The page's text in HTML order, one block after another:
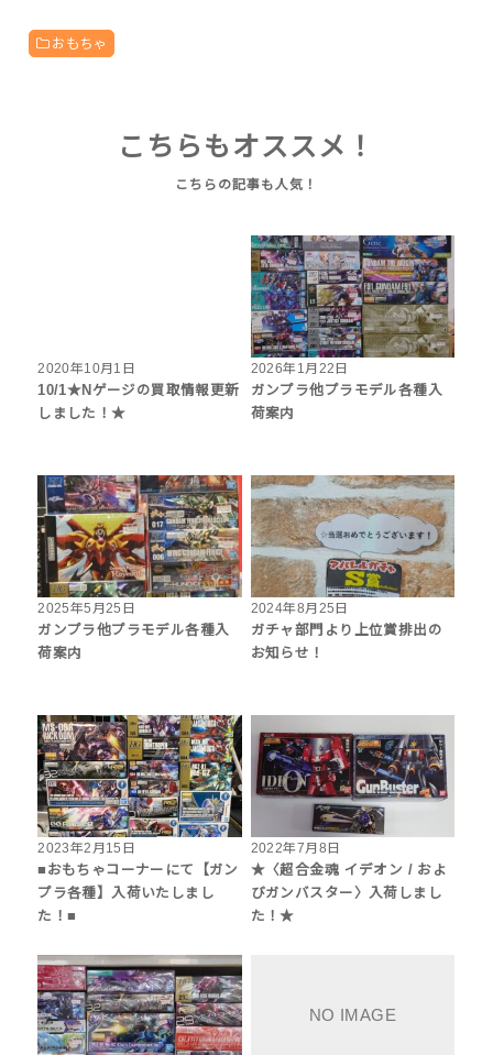
おもちゃ
こちらもオススメ！
2020年10月1日
10/1★Nゲージの買取情報更新
しました！★
2026年1月22日
ガンプラ他プラモデル各種入
荷案内
2025年5月25日
ガンプラ他プラモデル各種入
荷案内
2024年8月25日
ガチャ部門より上位賞排出の
お知らせ！
2023年2月15日
■おもちゃコーナーにて【ガン
プラ各種】入荷いたしまし
た！■
2022年7月8日
★〈超合金魂 イデオン / およ
びガンバスター〉入荷しまし
た！★